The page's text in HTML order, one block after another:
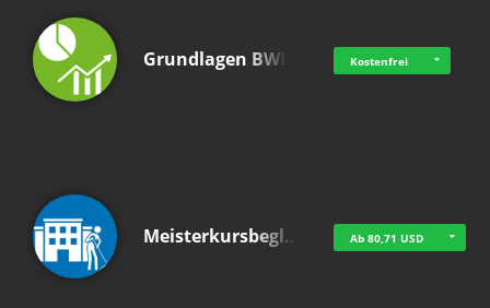
Grundlagen BWL Kostenfrei
Meisterkursbegl… Ab 80,71 USD